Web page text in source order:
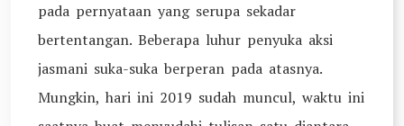
pada pernyataan yang serupa sekadar
bertentangan. Beberapa luhur penyuka aksi
jasmani suka-suka berperan pada atasnya.
Mungkin, hari ini 2019 sudah muncul, waktu ini